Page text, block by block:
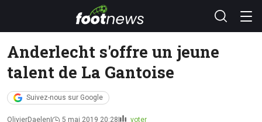
Anderlecht s'offre un jeune
talent de La Gantoise
Suivez-nous sur Google
OlivierDaelen 5 mai 2019 20:28 voter